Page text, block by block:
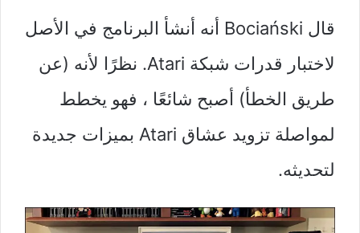
قال Bociański أنه أنشأ البرنامج في الأصل
لاختبار قدرات شبكة Atari. نظرًا لأنه (عن
طريق الخطأ) أصبح شائعًا ، فهو يخطط
لمواصلة تزويد عشاق Atari بميزات جديدة
لتحديثه.